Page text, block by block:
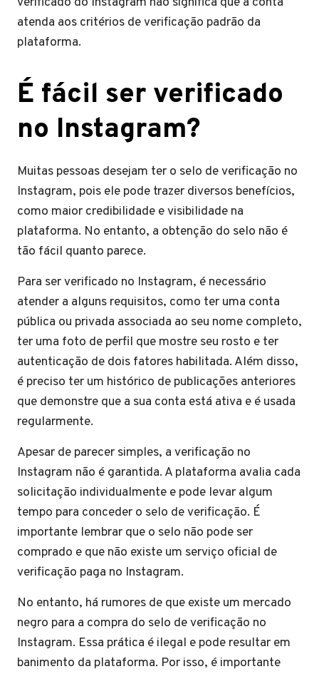
atenda aos critérios de verificação padrão da
plataforma.
É fácil ser verificado
no Instagram?
Muitas pessoas desejam ter o selo de verificação no
Instagram, pois ele pode trazer diversos benefícios,
como maior credibilidade e visibilidade na
plataforma. No entanto, a obtenção do selo não é
tão fácil quanto parece.
Para ser verificado no Instagram, é necessário
atender a alguns requisitos, como ter uma conta
pública ou privada associada ao seu nome completo,
ter uma foto de perfil que mostre seu rosto e ter
autenticação de dois fatores habilitada. Além disso,
é preciso ter um histórico de publicações anteriores
que demonstre que a sua conta está ativa e é usada
regularmente.
Apesar de parecer simples, a verificação no
Instagram não é garantida. A plataforma avalia cada
solicitação individualmente e pode levar algum
tempo para conceder o selo de verificação. É
importante lembrar que o selo não pode ser
comprado e que não existe um serviço oficial de
verificação paga no Instagram.
No entanto, há rumores de que existe um mercado
negro para a compra do selo de verificação no
Instagram. Essa prática é ilegal e pode resultar em
banimento da plataforma. Por isso, é importante